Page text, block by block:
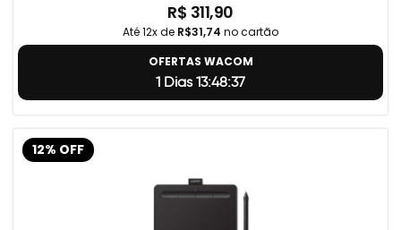
R$ 311,90
Até 12x de R$31,74 no cartão
OFERTAS WACOM
1 Dias 13:48:37
12% OFF